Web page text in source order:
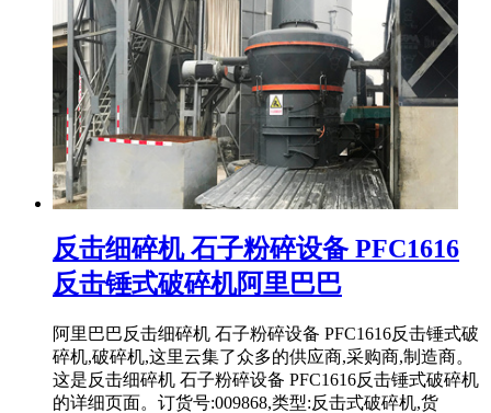
反击细碎机 石子粉碎设备 PFC1616
反击锤式破碎机阿里巴巴
阿里巴巴反击细碎机 石子粉碎设备 PFC1616反击锤式破
碎机,破碎机,这里云集了众多的供应商,采购商,制造商。
这是反击细碎机 石子粉碎设备 PFC1616反击锤式破碎机
的详细页面。订货号:009868,类型:反击式破碎机,货